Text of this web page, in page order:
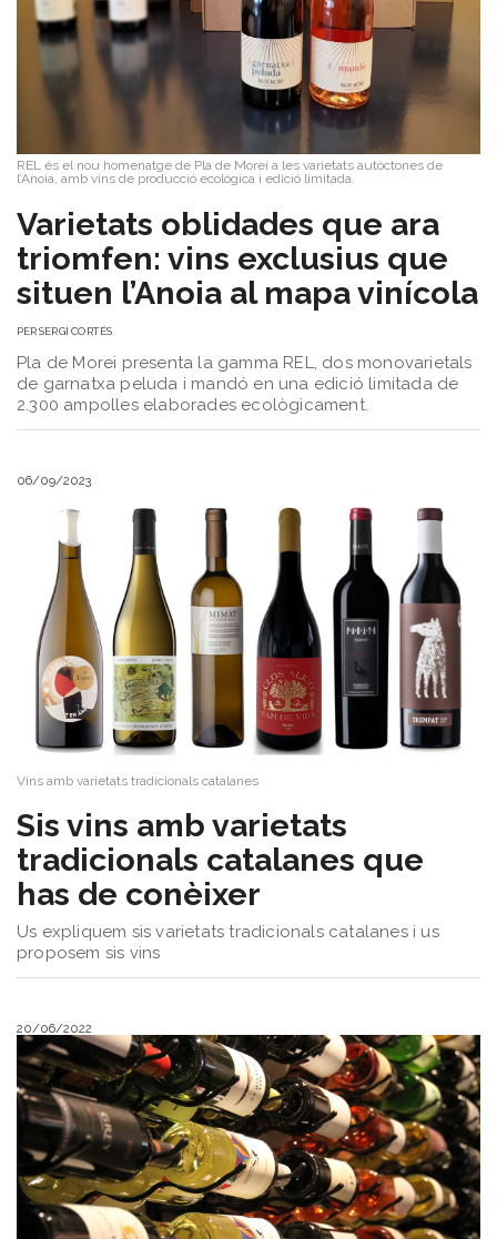
del
Vi
Turisme
ne
Vins
i
Cellers
Receptes
de
Vídeos
Gastronomia
Opinió
Nutrició
REL és el nou homenatge de Pla de Morei a les varietats autòctones de
l’Anoia, amb vins de producció ecològica i edició limitada.
Varietats oblidades que ara
triomfen: vins exclusius que
situen l’Anoia al mapa vinícola
PERSERGI CORTÉS
Pla de Morei presenta la gamma REL, dos monovarietals
de garnatxa peluda i mandó en una edició limitada de
2.300 ampolles elaborades ecològicament.
06/09/2023
Vins amb varietats tradicionals catalanes
Sis vins amb varietats
tradicionals catalanes que
has de conèixer
Us expliquem sis varietats tradicionals catalanes i us
proposem sis vins
20/06/2022